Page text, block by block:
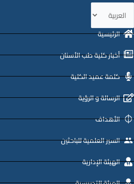
اختر
لغة
الرئيسية
أخبار كلية طب الأسنان
كلمة عميد الكلية
الرسالة و الرؤية
الأهداف
السير العلمية للباحثين
الهيئة الإدارية